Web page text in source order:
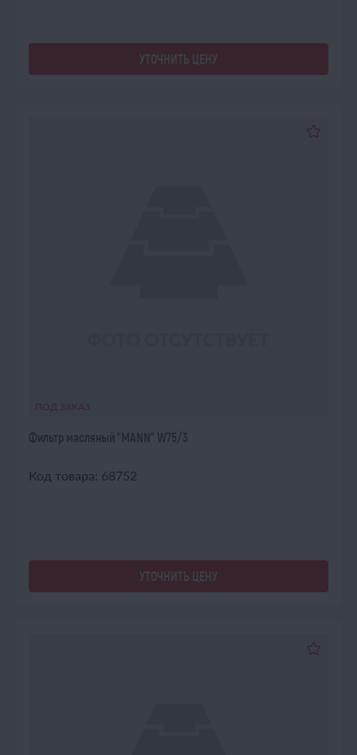
УТОЧНИТЬ ЦЕНУ
ПОД ЗАКАЗ
Фильтр масляный "MANN" W75/3
Код товара: 68752
УТОЧНИТЬ ЦЕНУ